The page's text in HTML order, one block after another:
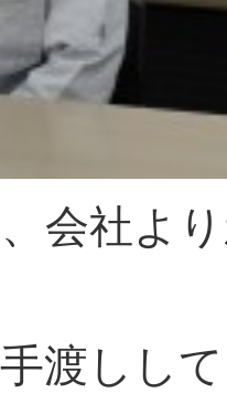
会社よ
渡しし